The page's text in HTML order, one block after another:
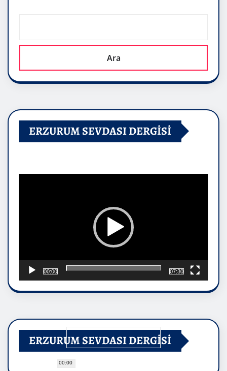
Ara
ERZURUM SEVDASI DERGİSİ
00:00
00:00
07:30
ERZURUM SEVDASI DERGİSİ